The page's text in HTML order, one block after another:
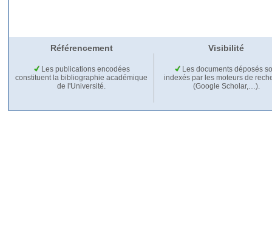
Référencement Visibilité
Les publications encodées
constituent la bibliographie académique
de l'Université.
Les documents déposés
indexés par les moteurs de
(Google Scholar,…).